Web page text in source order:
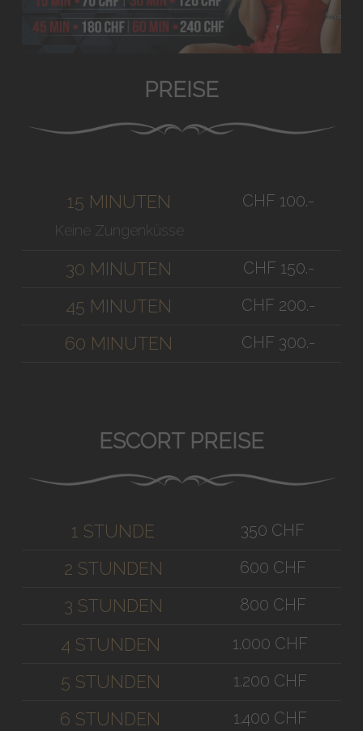
PREISE
15 MINUTEN
Keine Zungenküsse
CHF 100.-
30 MINUTEN CHF 150.-
45 MINUTEN CHF 200.-
60 MINUTEN CHF 300.-
ESCORT PREISE
1 STUNDE 350 CHF
2 STUNDEN 600 CHF
3 STUNDEN 800 CHF
4 STUNDEN 1.000 CHF
5 STUNDEN 1.200 CHF
6 STUNDEN 1.400 CHF